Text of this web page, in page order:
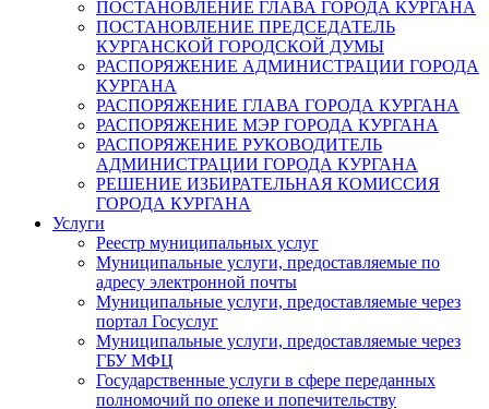
ПОСТАНОВЛЕНИЕ ГЛАВА ГОРОДА КУРГАНА
ПОСТАНОВЛЕНИЕ ПРЕДСЕДАТЕЛЬ
КУРГАНСКОЙ ГОРОДСКОЙ ДУМЫ
РАСПОРЯЖЕНИЕ АДМИНИСТРАЦИИ ГОРОДА
КУРГАНА
РАСПОРЯЖЕНИЕ ГЛАВА ГОРОДА КУРГАНА
РАСПОРЯЖЕНИЕ МЭР ГОРОДА КУРГАНА
РАСПОРЯЖЕНИЕ РУКОВОДИТЕЛЬ
АДМИНИСТРАЦИИ ГОРОДА КУРГАНА
РЕШЕНИЕ ИЗБИРАТЕЛЬНАЯ КОМИССИЯ
ГОРОДА КУРГАНА
Услуги
Реестр муниципальных услуг
Муниципальные услуги, предоставляемые по
адресу электронной почты
Муниципальные услуги, предоставляемые через
портал Госуслуг
Муниципальные услуги, предоставляемые через
ГБУ МФЦ
Государственные услуги в сфере переданных
полномочий по опеке и попечительству